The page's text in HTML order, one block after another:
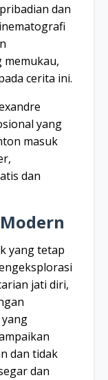
dan
memukau,
cerita ini.
yang
masuk
dan
yang tetap
jati diri,
dan tidak
dan